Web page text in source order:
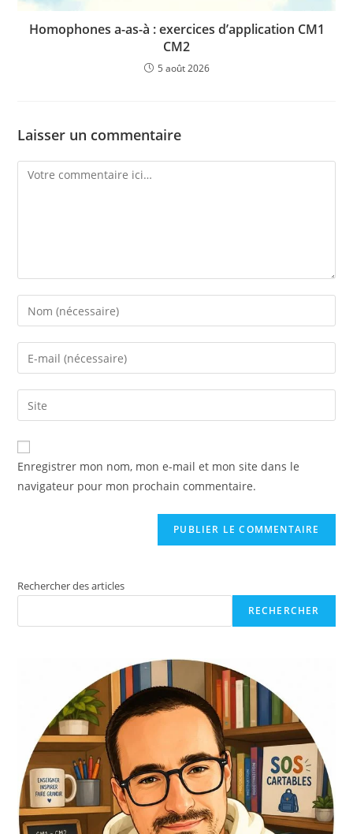
Homophones a-as-à : exercices d’application CM1
CM2
5 août 2026
Laisser un commentaire
Enregistrer mon nom, mon e-mail et mon site dans le
navigateur pour mon prochain commentaire.
Rechercher des articles
RECHERCHER